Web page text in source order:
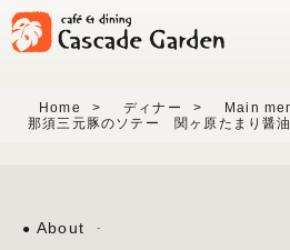
Home > ディナー > Main
那須三元豚のソテー 関ヶ原たまり醤
About